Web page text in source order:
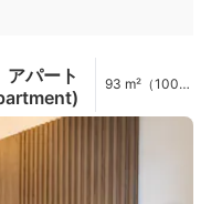
パート
93 m²（1001